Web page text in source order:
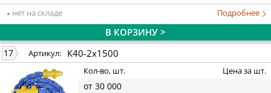
нет на складе Подробнее
В КОРЗИНУ >
17 Артикул: К40-2х1500
Кол-во, шт. Цена за шт.
от 30 000